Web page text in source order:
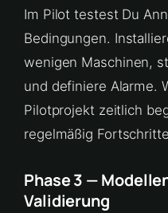
Im Pilot testest Du
Bedingungen.
wenigen Maschinen,
und definiere Alarme.
Pilotprojekt zeitlich
regelmäßig
Phase 3 —
Validierung